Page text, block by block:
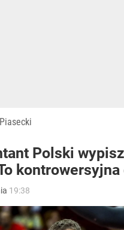
Polski
19:38